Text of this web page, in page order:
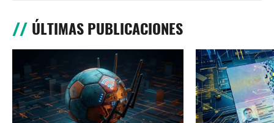
ÚLTIMAS PUBLICACIONES